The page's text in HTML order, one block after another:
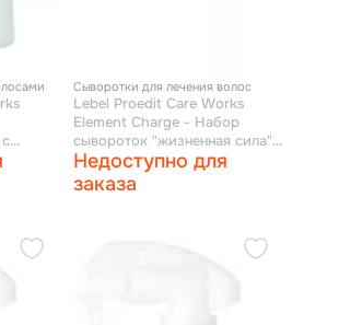
Сыворотки для лечения волос
Lebel Proedit Care Works
Element Charge - Набор
сывороток "жизненная сила"
4*150 мл (с насадкой)
Недоступно для
заказа